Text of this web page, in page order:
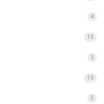
4
10
3
10
5